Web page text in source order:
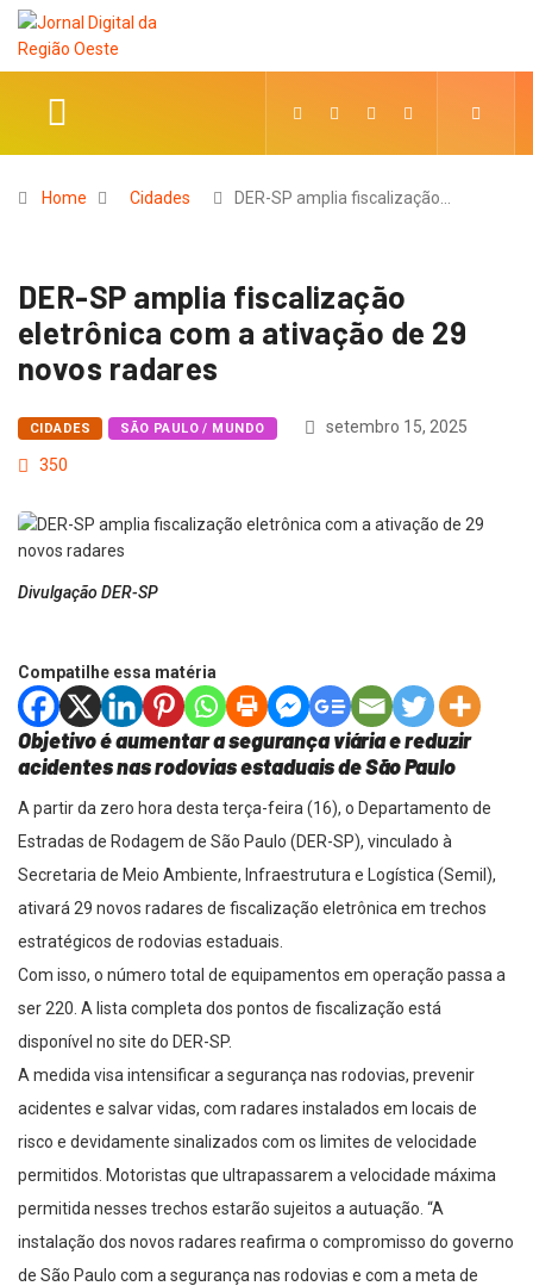
Home Cidades DER-SP amplia fiscalização…
DER-SP amplia fiscalização
eletrônica com a ativação de 29
novos radares
CIDADES SÃO PAULO / MUNDO
setembro 15, 2025
350
Divulgação DER-SP
Compatilhe essa matéria
Objetivo é aumentar a segurança viária e reduzir
acidentes nas rodovias estaduais de São Paulo
A partir da zero hora desta terça-feira (16), o Departamento de
Estradas de Rodagem de São Paulo (DER-SP), vinculado à
Secretaria de Meio Ambiente, Infraestrutura e Logística (Semil),
ativará 29 novos radares de fiscalização eletrônica em trechos
estratégicos de rodovias estaduais.
Com isso, o número total de equipamentos em operação passa a
ser 220. A lista completa dos pontos de fiscalização está
disponível no site do DER-SP.
A medida visa intensificar a segurança nas rodovias, prevenir
acidentes e salvar vidas, com radares instalados em locais de
risco e devidamente sinalizados com os limites de velocidade
permitidos. Motoristas que ultrapassarem a velocidade máxima
permitida nesses trechos estarão sujeitos a autuação. “A
instalação dos novos radares reafirma o compromisso do governo
de São Paulo com a segurança nas rodovias e com a meta de